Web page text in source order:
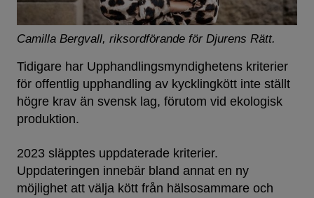
Camilla Bergvall, riksordförande för Djurens Rätt.
Tidigare har Upphandlingsmyndighetens kriterier
för offentlig upphandling av kycklingkött inte ställt
högre krav än svensk lag, förutom vid ekologisk
produktion.
2023 släpptes uppdaterade kriterier.
Uppdateringen innebär bland annat en ny
möjlighet att välja kött från hälsosammare och